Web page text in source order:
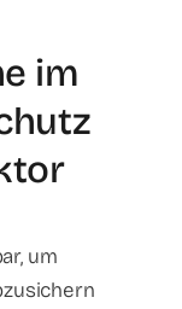
im
um